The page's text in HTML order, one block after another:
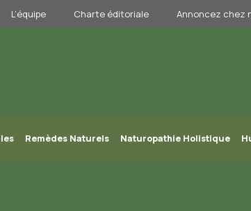
L’équipe Charte éditoriale Annoncez chez
Remèdes Naturels Naturopathie Holistique